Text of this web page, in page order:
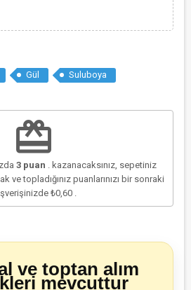
Gül Suluboya
redeem
3 puan . kazanacaksınız, sepetiniz
ve topladığınız puanlarınızı bir sonraki
₺0,60
ve toptan alım
mevcuttur